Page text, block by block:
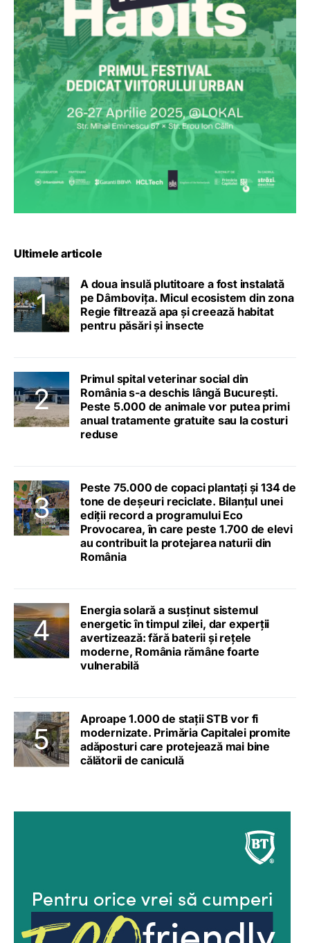
Ultimele articole
A doua insulă plutitoare a fost instalată
pe Dâmbovița. Micul ecosistem din zona
Regie filtrează apa și creează habitat
pentru păsări și insecte
Primul spital veterinar social din
România s-a deschis lângă București.
Peste 5.000 de animale vor putea primi
anual tratamente gratuite sau la costuri
reduse
Peste 75.000 de copaci plantați și 134 de
tone de deșeuri reciclate. Bilanțul unei
ediții record a programului Eco
Provocarea, în care peste 1.700 de elevi
au contribuit la protejarea naturii din
România
Energia solară a susținut sistemul
energetic în timpul zilei, dar experții
avertizează: fără baterii și rețele
moderne, România rămâne foarte
vulnerabilă
Aproape 1.000 de stații STB vor fi
modernizate. Primăria Capitalei promite
adăposturi care protejează mai bine
călătorii de caniculă